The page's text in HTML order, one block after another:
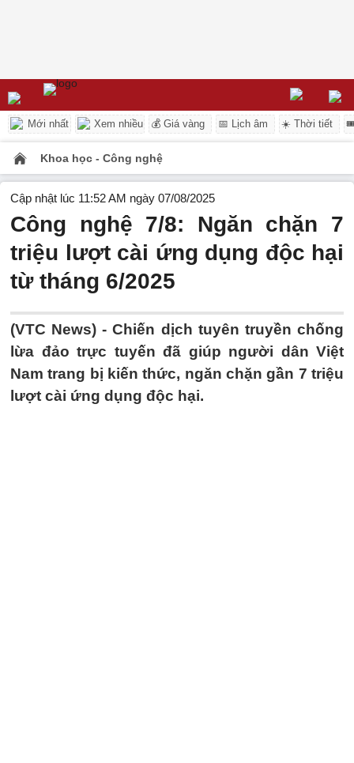
Mới nhất Xem nhiều 💰 Giá vàng 📅 Lịch âm ☀️ Thời tiết
Khoa học - Công nghệ
Cập nhật lúc 11:52 AM ngày 07/08/2025
Công nghệ 7/8: Ngăn chặn 7
triệu lượt cài ứng dụng độc hại
từ tháng 6/2025
(VTC News) -Chiến dịch tuyên truyền chống
lừa đảo trực tuyến đã giúp người dân Việt
Nam trang bị kiến thức, ngăn chặn gần 7 triệu
lượt cài ứng dụng độc hại.